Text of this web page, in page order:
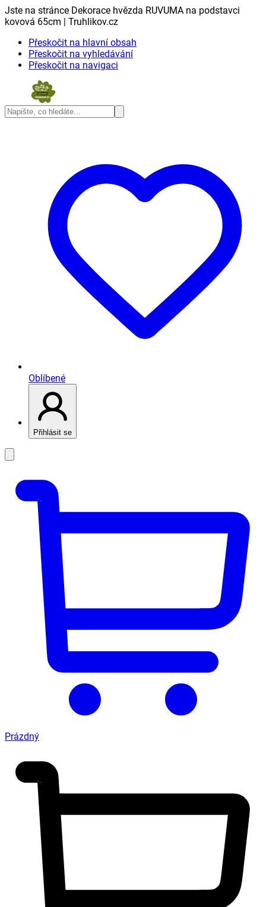
Jste na stránce Dekorace hvězda RUVUMA na podstavci
kovová 65cm | Truhlikov.cz
Přeskočit na hlavní obsah
Přeskočit na vyhledávání
Přeskočit na navigaci
Oblíbené
Přihlásit se
Prázdný